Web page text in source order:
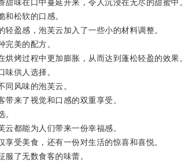
味在口中蔓延开来，令人沉浸在无尽的甜蜜中。
松软的口感。
盈感，泡芙云加入了一些小的材料调整。
美的配方。
烤过程中更加膨胀，从而达到蓬松轻盈的效果。
供人选择。
风味的泡芙云。
来了视觉和口感的双重享受。
都能为人们带来一份幸福感。
受美食，还有一份对生活的惊喜和喜悦。
了无数食客的味蕾。